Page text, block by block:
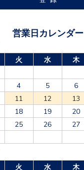
営業日カレンダー
火 水 木
4 5 6
11 12 13
18 19 20
25 26 27
火 水 木